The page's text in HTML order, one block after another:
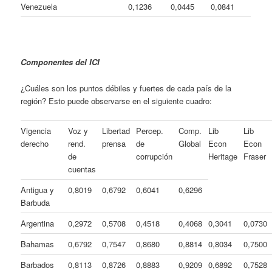
Venezuela
0,1236 0,0445 0,0841
Componentes del ICI
¿Cuáles son los puntos débiles y fuertes de cada país de la
región? Esto puede observarse en el siguiente cuadro:
Vigencia
derecho
Voz y
rend.
de
cuentas
Libertad
prensa
Percep.
de
corrupción
Comp.
Global
Lib
Econ
Heritage
Lib
Econ
Fraser
Antigua y
Barbuda
0,8019 0,6792 0,6041 0,6296
Argentina 0,2972 0,5708 0,4518 0,4068 0,3041
0,0730
Bahamas
0,6792 0,7547 0,8680 0,8814 0,8034
0,7500
Barbados
0,8113 0,8726 0,8883 0,9209 0,6892
0,7528